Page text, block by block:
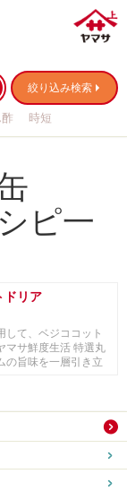
絞り込み検索
時短
ピ一
ドリア
して、ベジココット
マサ鮮度生活 特選丸
の旨味を一層引き立